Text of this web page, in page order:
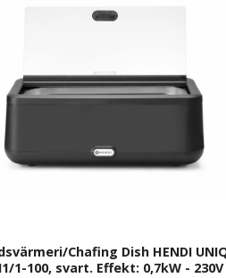
Chafing Dish HENDI
1-100, svart. Effekt: 0,7kW - 230V